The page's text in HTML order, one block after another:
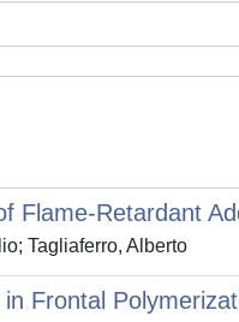
Flame-Retardant
Tagliaferro, Alberto
Frontal